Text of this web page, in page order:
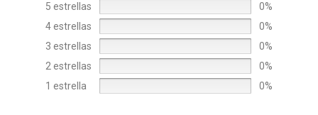
5 estrellas
0%
4 estrellas
0%
3 estrellas
0%
2 estrellas
0%
1 estrella
0%